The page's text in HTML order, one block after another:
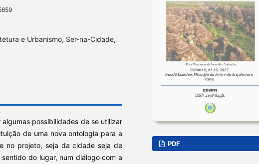
e Urbanismo, Ser-na-Cidade,
possibilidades de se utilizar
de uma nova ontologia para a
no projeto, seja da cidade seja de
do lugar, num diálogo com a
PDF